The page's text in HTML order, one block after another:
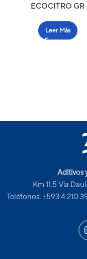
ECOCITRO GR
Leer Más
Aditivos
Km 11.5 Vía
Teléfonos: +593 4 210